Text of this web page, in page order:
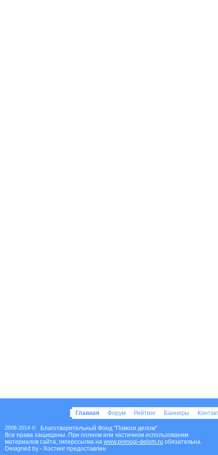
Главная Форум Рейтинг Баннеры
2006-2014 ©
Благотворительный Фонд "Помоги делом"
Все права защищены. При полном или частичном использованим
материалов сайта, гиперссылка на www.pomogi-delom.ru обязательна.
Designed by - Хостинг предоставлен